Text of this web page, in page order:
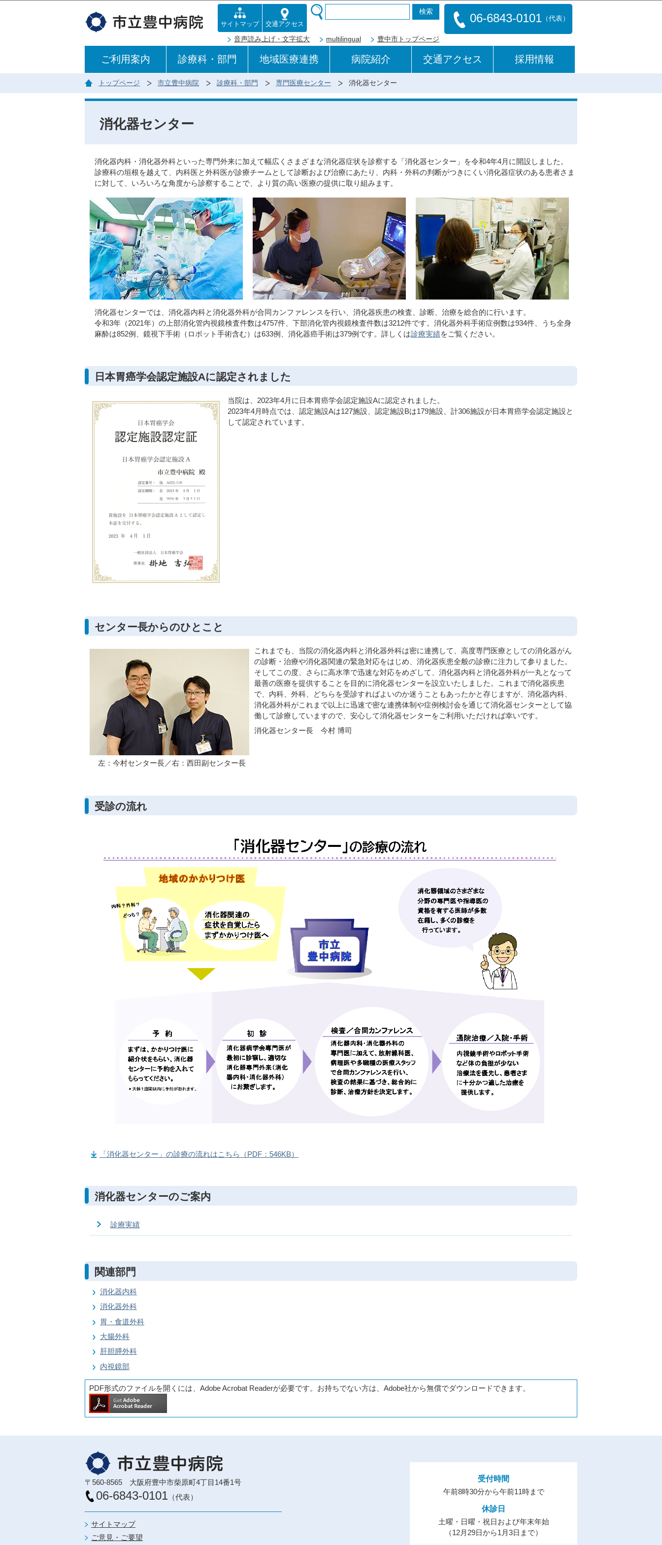
このページの本文へ移動
サイトマップ 交通アクセス
音声読み上げ・文字拡大 multilingual 豊中市トップページ
06-6843-0101 （代表）
ご利用案内 診療科・部門 地域医療連携 病院紹介 交通アクセス 採用情報
トップページ 市立豊中病院 診療科・部門 専門医療センター 消化器センター
消化器センター
消化器内科・消化器外科といった専門外来に加えて幅広くさまざまな消化器症状を診察する「消化器センター」を令和4年4月に開設しました。
診療科の垣根を越えて、内科医と外科医が診療チームとして診断および治療にあたり、内科・外科の判断がつきにくい消化器症状のある患者さま
に対して、いろいろな角度から診察することで、より質の高い医療の提供に取り組みます。
消化器センターでは、消化器内科と消化器外科が合同カンファレンスを行い、消化器疾患の検査、診断、治療を総合的に行います。
令和3年（2021年）の上部消化管内視鏡検査件数は4757件、下部消化管内視鏡検査件数は3212件です。消化器外科手術症例数は934件、うち全身
麻酔は852例、鏡視下手術（ロボット手術含む）は633例、消化器癌手術は379例です。詳しくは診療実績をご覧ください。
日本胃癌学会認定施設Aに認定されました
当院は、2023年4月に日本胃癌学会認定施設Aに認定されました。
2023年4月時点では、認定施設Aは127施設、認定施設Bは179施設、計306施設が日本胃癌学会認定施設と
して認定されています。
センター長からのひとこと
左：今村センター長／右：西田副センター長
これまでも、当院の消化器内科と消化器外科は密に連携して、高度専門医療としての消化器がん
の診断・治療や消化器関連の緊急対応をはじめ、消化器疾患全般の診療に注力して参りました。
そしてこの度、さらに高水準で迅速な対応をめざして、消化器内科と消化器外科が一丸となって
最善の医療を提供することを目的に消化器センターを設立いたしました。これまで消化器疾患
で、内科、外科、どちらを受診すればよいのか迷うこともあったかと存じますが、消化器内科、
消化器外科がこれまで以上に迅速で密な連携体制や症例検討会を通じて消化器センターとして協
働して診療していますので、安心して消化器センターをご利用いただければ幸いです。
消化器センター長 今村 博司
受診の流れ
「消化器センター」の診療の流れはこちら（PDF：546KB）
消化器センターのご案内
診療実績
関連部門
消化器内科
消化器外科
胃・食道外科
大腸外科
肝胆膵外科
内視鏡部
PDF形式のファイルを開くには、Adobe Acrobat Readerが必要です。お持ちでない方は、Adobe社から無償でダウンロードできます。
〒560-8565 大阪府豊中市柴原町4丁目14番1号
06-6843-0101 （代表）
サイトマップ
ご意見・ご要望
受付時間
午前8時30分から午前11時まで
休診日
土曜・日曜・祝日および年末年始
（12月29日から1月3日まで）